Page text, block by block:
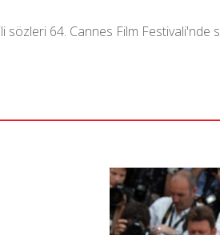
64. Cannes Film Festivali'nde